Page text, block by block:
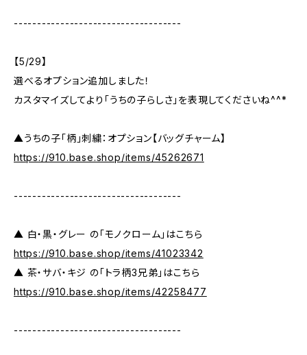
------------------------------------
【5/29】
選べるオプション追加しました！
カスタマイズしてより「うちの子らしさ」を表現してくださいね^^*
▲うちの子「柄」刺繍：オプション【バッグチャーム】
https://910.base.shop/items/45262671
------------------------------------
▲ 白・黒・グレー の「モノクローム」はこちら
https://910.base.shop/items/41023342
▲ 茶・サバ・キジ の「トラ柄3兄弟」はこちら
https://910.base.shop/items/42258477
------------------------------------